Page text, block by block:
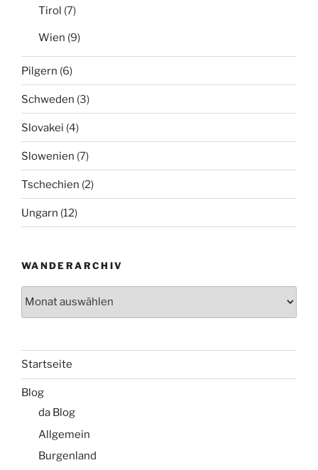
Tirol (7)
Wien (9)
Pilgern (6)
Schweden (3)
Slovakei (4)
Slowenien (7)
Tschechien (2)
Ungarn (12)
WANDERARCHIV
Startseite
Blog
da Blog
Allgemein
Burgenland